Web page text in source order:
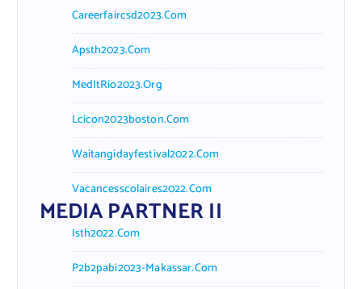
Careerfaircsd2023.com
Apsth2023.com
MedItRio2023.org
Lcicon2023boston.com
Waitangidayfestival2022.com
Vacancesscolaires2022.com
MEDIA PARTNER II
Isth2022.com
P2b2pabi2023-Makassar.com